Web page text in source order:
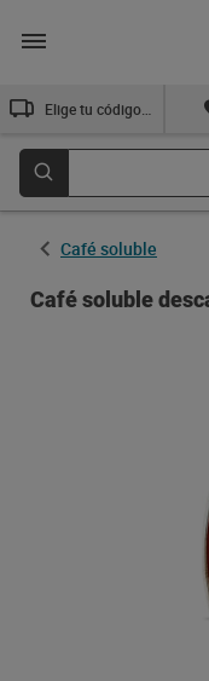
Café soluble
Café soluble